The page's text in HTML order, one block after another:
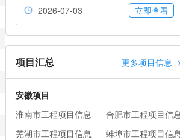
2026-07-03
立即查看
项目汇总 更多项目信息
安徽项目
淮南市工程项目信息
合肥市工程项目信
芜湖市工程项目信息
蚌埠市工程项目信